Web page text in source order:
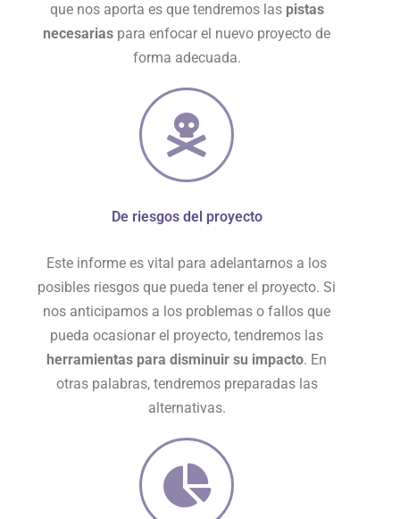
que nos aporta es que tendremos las pistas
necesarias para enfocar el nuevo proyecto de
forma adecuada.
De riesgos del proyecto
Este informe es vital para adelantarnos a los
posibles riesgos que pueda tener el proyecto. Si
nos anticipamos a los problemas o fallos que
pueda ocasionar el proyecto, tendremos las
herramientas para disminuir su impacto. En
otras palabras, tendremos preparadas las
alternativas.